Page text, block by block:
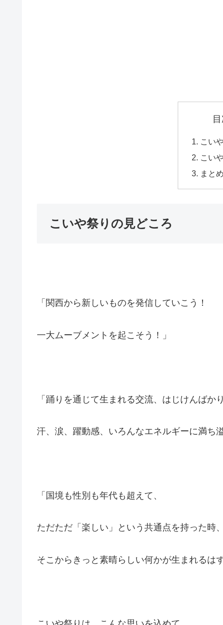
こい
こい
まとめ
こいや祭りの見どころ
「関西から新しいものを発信していこう！
一大ムーブメントを起こそう！」
「踊りを通じて生まれる交流、はじけんばか
汗、涙、躍動感、いろんなエネルギーに満ち
「国境も性別も年代も超えて、
ただただ「楽しい」という共通点を持った時、
そこからきっと素晴らしい何かが生まれるはず